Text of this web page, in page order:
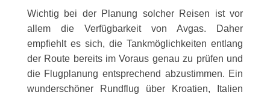
Wichtig bei der Planung solcher Reisen ist vor
allem die Verfügbarkeit von Avgas. Daher
empfiehlt es sich, die Tankmöglichkeiten entlang
der Route bereits im Voraus genau zu prüfen und
die Flugplanung entsprechend abzustimmen. Ein
wunderschöner Rundflug über Kroatien, Italien